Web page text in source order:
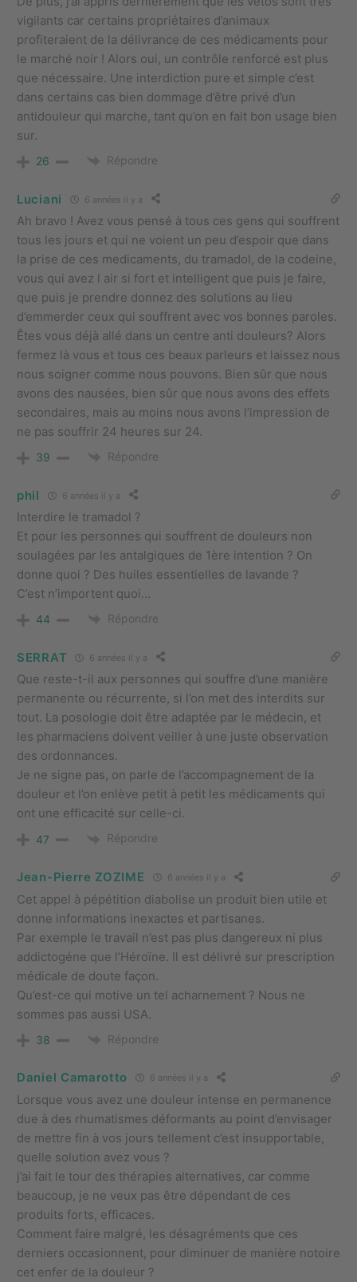
vigilants car certains propriétaires d’animaux
profiteraient de la délivrance de ces médicaments pour
le marché noir ! Alors oui, un contrôle renforcé est plus
que nécessaire. Une interdiction pure et simple c’est
dans certains cas bien dommage d’être privé d’un
antidouleur qui marche, tant qu’on en fait bon usage bien
sur.
26 Répondre
Luciani 6 années il y a
Ah bravo ! Avez vous pensé à tous ces gens qui souffrent
tous les jours et qui ne voient un peu d’espoir que dans
la prise de ces medicaments, du tramadol, de la codeine,
vous qui avez l air si fort et intelligent que puis je faire,
que puis je prendre donnez des solutions au lieu
d’emmerder ceux qui souffrent avec vos bonnes paroles.
Êtes vous déjà allé dans un centre anti douleurs? Alors
fermez là vous et tous ces beaux parleurs et laissez nous
nous soigner comme nous pouvons. Bien sûr que nous
avons des nausées, bien sûr que nous avons des effets
secondaires, mais au moins nous avons l’impression de
ne pas souffrir 24 heures sur 24.
39 Répondre
phil 6 années il y a
Interdire le tramadol ?
Et pour les personnes qui souffrent de douleurs non
soulagées par les antalgiques de 1ère intention ? On
donne quoi ? Des huiles essentielles de lavande ?
C’est n’importent quoi…
44 Répondre
SERRAT 6 années il y a
Que reste-t-il aux personnes qui souffre d’une manière
permanente ou récurrente, si l’on met des interdits sur
tout. La posologie doit être adaptée par le médecin, et
les pharmaciens doivent veiller à une juste observation
des ordonnances.
Je ne signe pas, on parle de l’accompagnement de la
douleur et l’on enlève petit à petit les médicaments qui
ont une efficacité sur celle-ci.
47 Répondre
Jean-Pierre ZOZIME 6 années il y a
Cet appel à pépétition diabolise un produit bien utile et
donne informations inexactes et partisanes.
Par exemple le travail n’est pas plus dangereux ni plus
addictogéne que l’Héroïne. Il est délivré sur prescription
médicale de doute façon.
Qu’est-ce qui motive un tel acharnement ? Nous ne
sommes pas aussi USA.
38 Répondre
Daniel Camarotto 6 années il y a
Lorsque vous avez une douleur intense en permanence
due à des rhumatismes déformants au point d’envisager
de mettre fin à vos jours tellement c’est insupportable,
quelle solution avez vous ?
j’ai fait le tour des thérapies alternatives, car comme
beaucoup, je ne veux pas être dépendant de ces
produits forts, efficaces.
Comment faire malgré, les désagréments que ces
derniers occasionnent, pour diminuer de manière notoire
cet enfer de la douleur ?